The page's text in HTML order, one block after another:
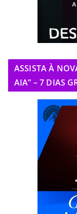
ASSISTA À
AIA” – 7 DIAS